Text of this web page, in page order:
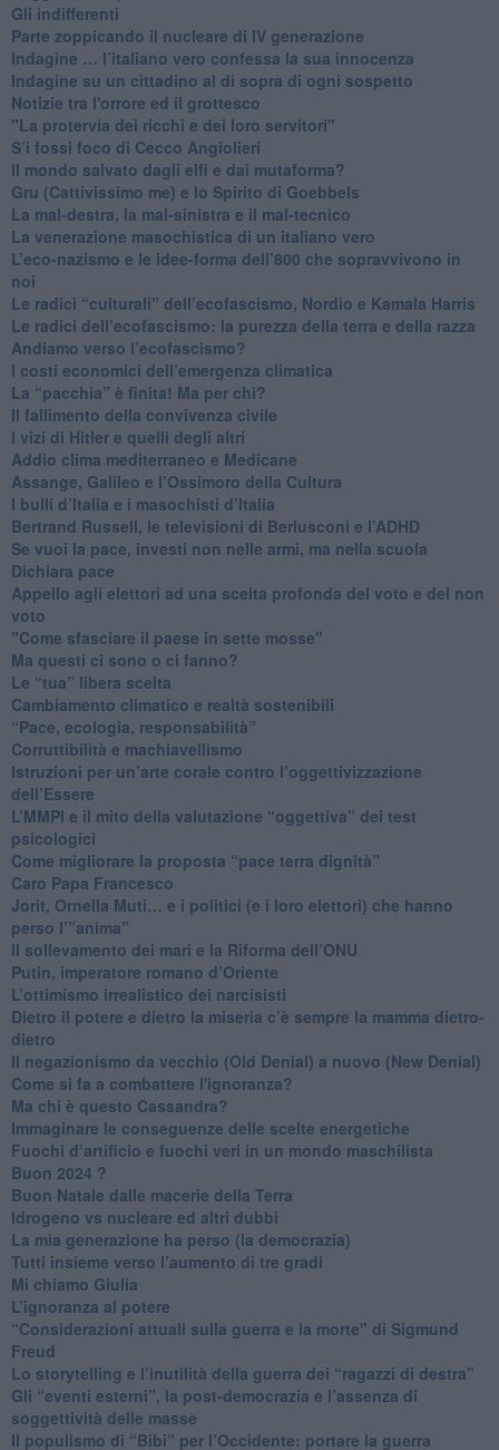
​Gli indifferenti
Parte zoppicando il nucleare di IV generazione
​Indagine … l’italiano vero confessa la sua innocenza
Indagine su un cittadino al di sopra di ogni sospetto
Notizie tra l'orrore ed il grottesco
"La protervia dei ricchi e dei loro servitori"
S’i fossi foco di Cecco Angiolieri
​Il mondo salvato dagli elfi e dai mutaforma?
Gru (Cattivissimo me) e lo Spirito di Goebbels
​La mal-destra, la mal-sinistra e il mal-tecnico
​La venerazione masochistica di un italiano vero
​L’eco-nazismo e le idee-forma dell’800 che sopravvivono in
noi
​Le radici “culturali” dell’ecofascismo, Nordio e Kamala Harris
Le radici dell’ecofascismo: la purezza della terra e della razza
Andiamo verso l’ecofascismo?
I costi economici dell’emergenza climatica
​La “pacchia” è finita! Ma per chi?
​Il fallimento della convivenza civile
​I vizi di Hitler e quelli degli altri
Addio clima mediterraneo e Medicane
​Assange, Galileo e l’Ossimoro della Cultura
​I bulli d’Italia e i masochisti d’Italia
​Bertrand Russell, le televisioni di Berlusconi e l’ADHD
​Se vuoi la pace, investi non nelle armi, ma nella scuola
​Dichiara pace
​Appello agli elettori ad una scelta profonda del voto e del non
voto
"Come sfasciare il paese in sette mosse"
​Ma questi ci sono o ci fanno?
​Le “tua” libera scelta
Cambiamento climatico e realtà sostenibili
“Pace, ecologia, responsabilità”
​Corruttibilità e machiavellismo
Istruzioni per un’arte corale contro l’oggettivizzazione
dell’Essere
​L’MMPI e il mito della valutazione “oggettiva” dei test
psicologici
Come migliorare la proposta “pace terra dignità”
Caro Papa Francesco
​Jorit, Ornella Muti… e i politici (e i loro elettori) che hanno
perso l’”anima”
​Il sollevamento dei mari e la Riforma dell’ONU
Putin, imperatore romano d’Oriente
​L’ottimismo irrealistico dei narcisisti
​Dietro il potere e dietro la miseria c’è sempre la mamma dietro-
dietro
Il negazionismo da vecchio (Old Denial) a nuovo (New Denial)
Come si fa a combattere l'ignoranza?
Ma chi è questo Cassandra?
Immaginare le conseguenze delle scelte energetiche
​Fuochi d’artificio e fuochi veri in un mondo maschilista
Buon 2024 ?
​Buon Natale dalle macerie della Terra
​Idrogeno vs nucleare ed altri dubbi
​La mia generazione ha perso (la democrazia)
​Tutti insieme verso l’aumento di tre gradi
Mi chiamo Giulia
L’ignoranza al potere
​“Considerazioni attuali sulla guerra e la morte" di Sigmund
Freud
​Lo storytelling e l’inutilità della guerra dei “ragazzi di destra”
​Gli “eventi esterni”, la post-democrazia e l’assenza di
soggettività delle masse
​Il populismo di “Bibi” per l’Occidente: portare la guerra